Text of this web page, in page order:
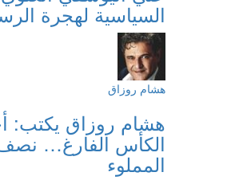
السياسية لهجرة
هشام روزاق
هشام روزاق
الكأس الفارغ…
المملوء